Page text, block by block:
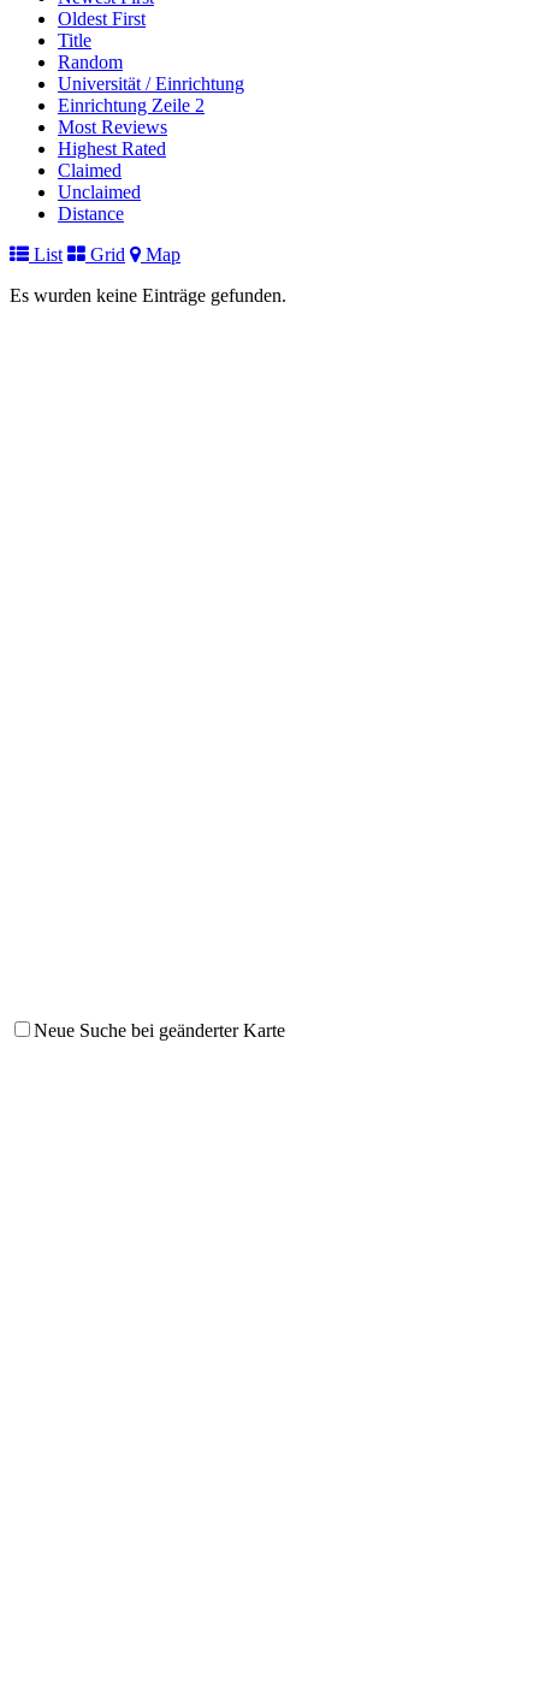
Oldest First
Title
Random
Universität / Einrichtung
Einrichtung Zeile 2
Most Reviews
Highest Rated
Claimed
Unclaimed
Distance
List
Grid
Map
Es wurden keine Einträge gefunden.
Neue Suche bei geänderter Karte